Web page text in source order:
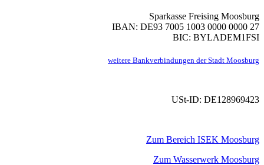
Sparkasse Freising Moosburg
IBAN: DE93 7005 1003 0000 0000 27
BIC: BYLADEM1FSI
weitere Bankverbindungen der Stadt Moosburg
USt-ID: DE128969423
Zum Bereich ISEK Moosburg
Zum Wasserwerk Moosburg